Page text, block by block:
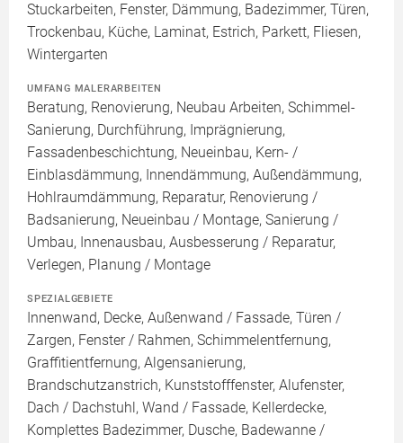
Stuckarbeiten, Fenster, Dämmung, Badezimmer, Türen,
Trockenbau, Küche, Laminat, Estrich, Parkett, Fliesen,
Wintergarten
UMFANG MALERARBEITEN
Beratung, Renovierung, Neubau Arbeiten, Schimmel-
Sanierung, Durchführung, Imprägnierung,
Fassadenbeschichtung, Neueinbau, Kern- /
Einblasdämmung, Innendämmung, Außendämmung,
Hohlraumdämmung, Reparatur, Renovierung /
Badsanierung, Neueinbau / Montage, Sanierung /
Umbau, Innenausbau, Ausbesserung / Reparatur,
Verlegen, Planung / Montage
SPEZIALGEBIETE
Innenwand, Decke, Außenwand / Fassade, Türen /
Zargen, Fenster / Rahmen, Schimmelentfernung,
Graffitientfernung, Algensanierung,
Brandschutzanstrich, Kunststofffenster, Alufenster,
Dach / Dachstuhl, Wand / Fassade, Kellerdecke,
Komplettes Badezimmer, Dusche, Badewanne /